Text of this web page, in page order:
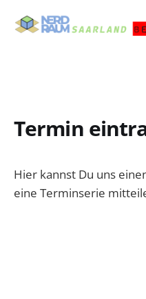
Termin
Hier kannst Du uns
eine Terminserie